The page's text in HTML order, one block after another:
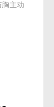
主动